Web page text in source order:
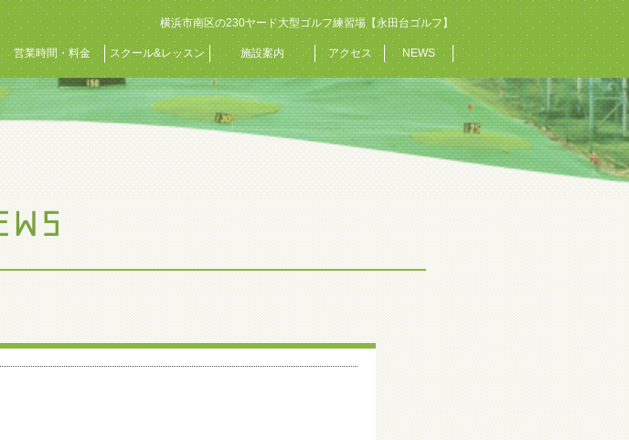
横浜市南区の230ヤード大型ゴルフ練習場【永田台ゴルフ】
営業時間・料金 スクール&レッスン 施設案内 アクセス NEWS